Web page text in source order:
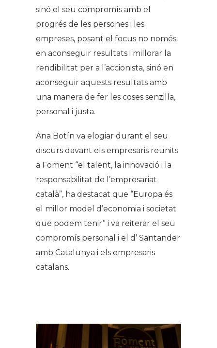
sinó el seu compromís amb el
progrés de les persones i les
empreses, posant el focus no només
en aconseguir resultats i millorar la
rendibilitat per a l’accionista, sinó en
aconseguir aquests resultats amb
una manera de fer les coses senzilla,
personal i justa.
Ana Botín va elogiar durant el seu
discurs davant els empresaris reunits
a Foment “el talent, la innovació i la
responsabilitat de l’empresariat
català”, ha destacat que “Europa és
el millor model d’economia i societat
que podem tenir” i va reiterar el seu
compromís personal i el d’ Santander
amb Catalunya i els empresaris
catalans.